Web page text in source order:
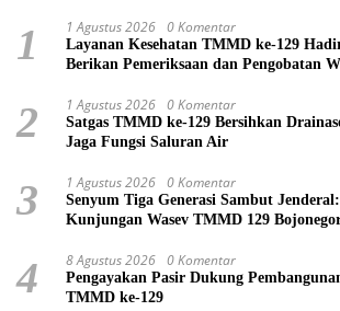
1 1 Agustus 2026 0 Komentar
Layanan Kesehatan TMMD ke-129
Berikan Pemeriksaan dan Pengobatan
2 1 Agustus 2026 0 Komentar
Satgas TMMD ke-129 Bersihkan
Jaga Fungsi Saluran Air
3 1 Agustus 2026 0 Komentar
Senyum Tiga Generasi Sambut
Kunjungan Wasev TMMD 129
4 8 Agustus 2026 0 Komentar
Pengayakan Pasir Dukung
TMMD ke-129